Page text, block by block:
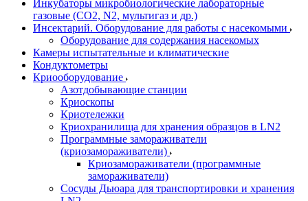
Инкубаторы микробиологические лабораторные
газовые (CO2, N2, мультигаз и др.)
Инсектарий. Оборудование для работы с насекомыми
Оборудование для содержания насекомых
Камеры испытательные и климатические
Кондуктометры
Криооборудование
Азотдобывающие станции
Криоскопы
Криотележки
Криохранилища для хранения образцов в LN2
Программные замораживатели
(криозамораживатели)
Криозамораживатели (программные
замораживатели)
Сосуды Дьюара для транспортировки и хранения